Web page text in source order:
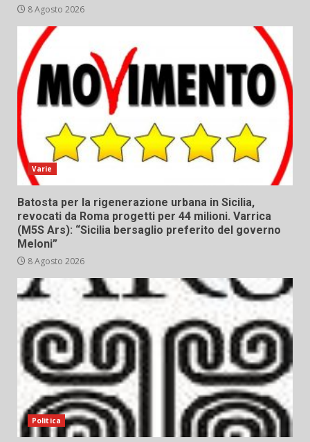
8 Agosto 2026
Varie
Batosta per la rigenerazione urbana in Sicilia,
revocati da Roma progetti per 44 milioni. Varrica
(M5S Ars): “Sicilia bersaglio preferito del governo
Meloni”
8 Agosto 2026
Politica